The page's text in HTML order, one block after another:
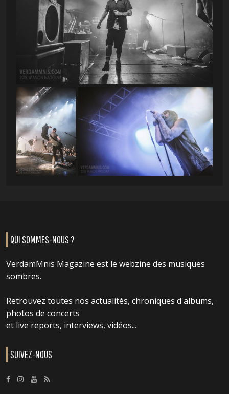
QUI SOMMES-NOUS ?
VerdamMnis Magazine est le webzine des musiques
sombres.
Retrouvez toutes nos actualités, chroniques d'albums,
photos de concerts
et live reports, interviews, vidéos...
SUIVEZ-NOUS